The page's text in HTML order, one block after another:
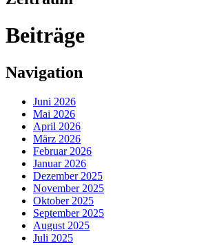
Beiträge
Navigation
Juni 2026
Mai 2026
April 2026
März 2026
Februar 2026
Januar 2026
Dezember 2025
November 2025
Oktober 2025
September 2025
August 2025
Juli 2025